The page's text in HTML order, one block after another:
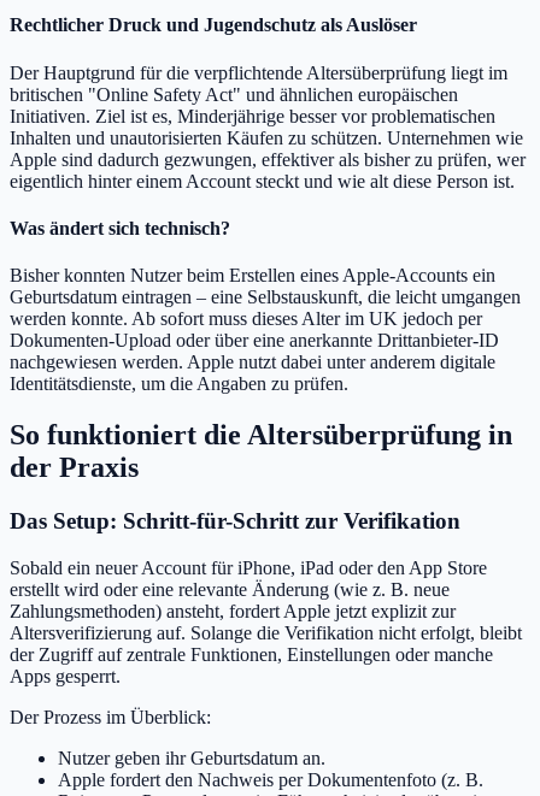
Rechtlicher Druck und Jugendschutz als Auslöser
Der Hauptgrund für die verpflichtende Altersüberprüfung liegt im
britischen "Online Safety Act" und ähnlichen europäischen
Initiativen. Ziel ist es, Minderjährige besser vor problematischen
Inhalten und unautorisierten Käufen zu schützen. Unternehmen wie
Apple sind dadurch gezwungen, effektiver als bisher zu prüfen, wer
eigentlich hinter einem Account steckt und wie alt diese Person ist.
Was ändert sich technisch?
Bisher konnten Nutzer beim Erstellen eines Apple-Accounts ein
Geburtsdatum eintragen – eine Selbstauskunft, die leicht umgangen
werden konnte. Ab sofort muss dieses Alter im UK jedoch per
Dokumenten-Upload oder über eine anerkannte Drittanbieter-ID
nachgewiesen werden. Apple nutzt dabei unter anderem digitale
Identitätsdienste, um die Angaben zu prüfen.
So funktioniert die Altersüberprüfung in
der Praxis
Das Setup: Schritt-für-Schritt zur Verifikation
Sobald ein neuer Account für iPhone, iPad oder den App Store
erstellt wird oder eine relevante Änderung (wie z. B. neue
Zahlungsmethoden) ansteht, fordert Apple jetzt explizit zur
Altersverifizierung auf. Solange die Verifikation nicht erfolgt, bleibt
der Zugriff auf zentrale Funktionen, Einstellungen oder manche
Apps gesperrt.
Der Prozess im Überblick:
Nutzer geben ihr Geburtsdatum an.
Apple fordert den Nachweis per Dokumentenfoto (z. B.